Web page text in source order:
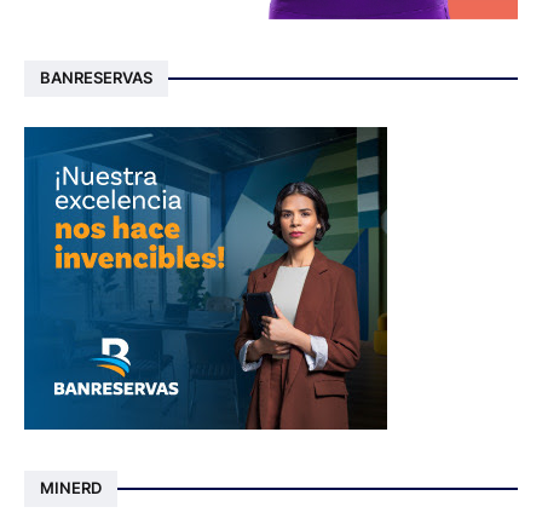
BANRESERVAS
MINERD